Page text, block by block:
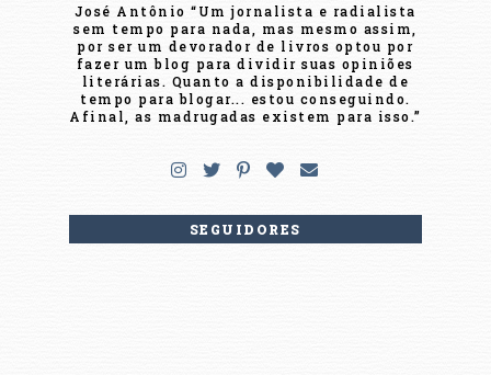
José Antônio “Um jornalista e radialista
sem tempo para nada, mas mesmo assim,
por ser um devorador de livros optou por
fazer um blog para dividir suas opiniões
literárias. Quanto a disponibilidade de
tempo para blogar... estou conseguindo.
Afinal, as madrugadas existem para isso.”
SEGUIDORES